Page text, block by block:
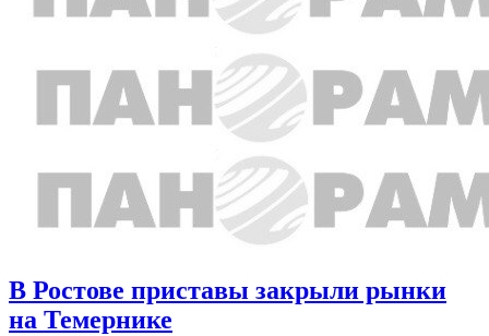
В Ростове приставы закрыли рынки
на Темернике